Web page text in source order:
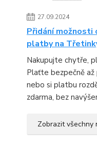
27.09.2024
Přidání
platby na
Nakupujte chytře,
Plaťte bezpečně
nebo si platbu
zdarma, bez
Zobrazit všechny